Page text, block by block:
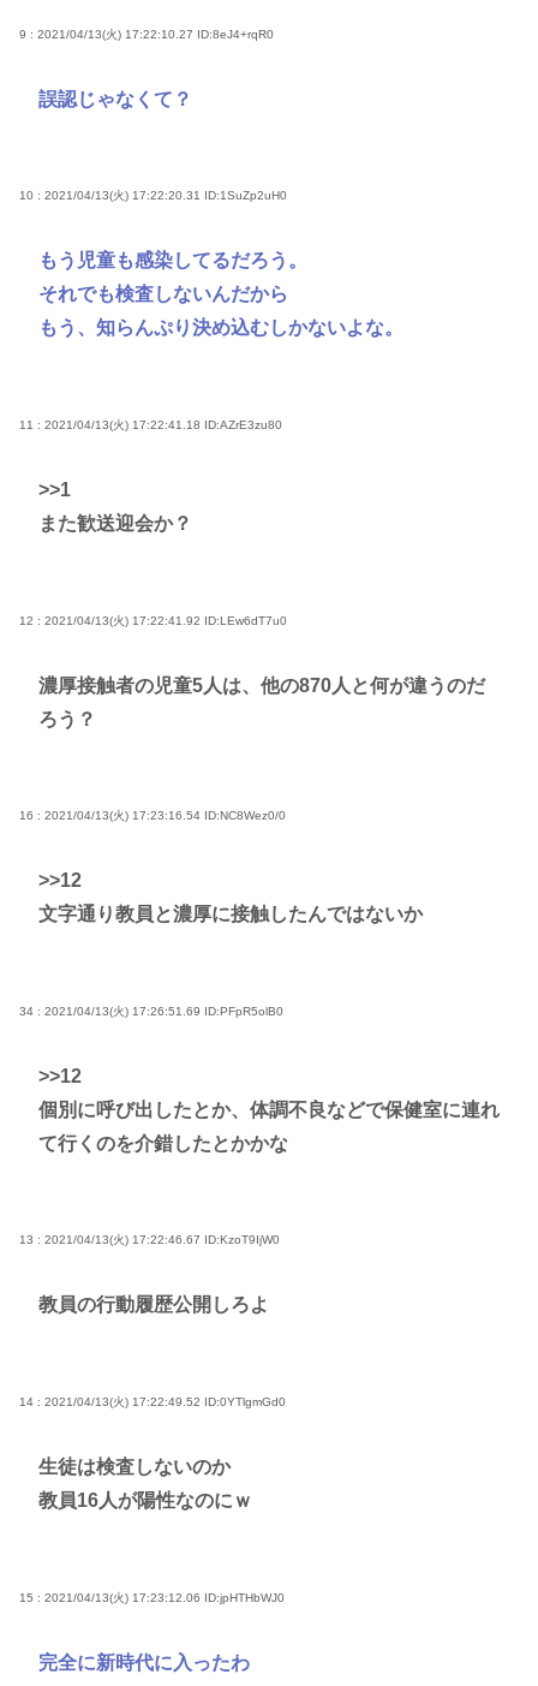
9 : 2021/04/13(火) 17:22:10.27 ID:8eJ4+rqR0
誤認じゃなくて？
10 : 2021/04/13(火) 17:22:20.31 ID:1SuZp2uH0
もう児童も感染してるだろう。
それでも検査しないんだから
もう、知らんぷり決め込むしかないよな。
11 : 2021/04/13(火) 17:22:41.18 ID:AZrE3zu80
>>1
また歓送迎会か？
12 : 2021/04/13(火) 17:22:41.92 ID:LEw6dT7u0
濃厚接触者の児童5人は、他の870人と何が違うのだ
ろう？
16 : 2021/04/13(火) 17:23:16.54 ID:NC8Wez0/0
>>12
文字通り教員と濃厚に接触したんではないか
34 : 2021/04/13(火) 17:26:51.69 ID:PFpR5olB0
>>12
個別に呼び出したとか、体調不良などで保健室に連れ
て行くのを介錯したとかかな
13 : 2021/04/13(火) 17:22:46.67 ID:KzoT9IjW0
教員の行動履歴公開しろよ
14 : 2021/04/13(火) 17:22:49.52 ID:0YTlgmGd0
生徒は検査しないのか
教員16人が陽性なのにｗ
15 : 2021/04/13(火) 17:23:12.06 ID:jpHTHbWJ0
完全に新時代に入ったわ